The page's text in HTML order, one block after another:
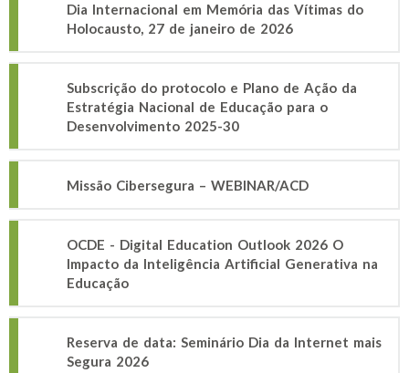
Dia Internacional em Memória das Vítimas do
Holocausto, 27 de janeiro de 2026
Subscrição do protocolo e Plano de Ação da
Estratégia Nacional de Educação para o
Desenvolvimento 2025-30
Missão Cibersegura – WEBINAR/ACD
OCDE - Digital Education Outlook 2026 O
Impacto da Inteligência Artificial Generativa na
Educação
Reserva de data: Seminário Dia da Internet mais
Segura 2026